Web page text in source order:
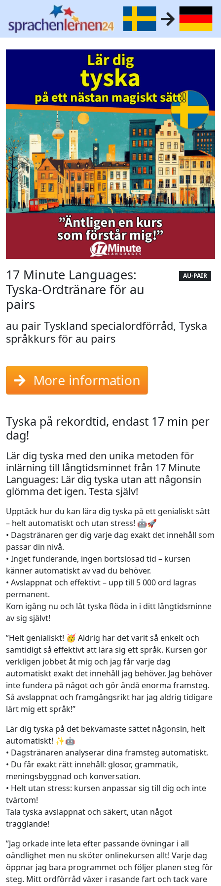
AU-PAIR
17 Minute Languages:
Tyska-Ordtränare för au
pairs
au pair Tyskland specialordförråd, Tyska
språkkurs för au pairs
More information
Tyska på rekordtid, endast 17 min per
dag!
Lär dig tyska med den unika metoden för
inlärning till långtidsminnet från 17 Minute
Languages: Lär dig tyska utan att någonsin
glömma det igen. Testa själv!
Upptäck hur du kan lära dig tyska på ett genialiskt sätt
– helt automatiskt och utan stress! 🤖🚀
• Dagstränaren ger dig varje dag exakt det innehåll som
passar din nivå.
• Inget funderande, ingen bortslösad tid – kursen
känner automatiskt av vad du behöver.
• Avslappnat och effektivt – upp till 5 000 ord lagras
permanent.
Kom igång nu och låt tyska flöda in i ditt långtidsminne
av sig självt!
”Helt genialiskt! 🥳 Aldrig har det varit så enkelt och
samtidigt så effektivt att lära sig ett språk. Kursen gör
verkligen jobbet åt mig och jag får varje dag
automatiskt exakt det innehåll jag behöver. Jag behöver
inte fundera på något och gör ändå enorma framsteg.
Så avslappnat och framgångsrikt har jag aldrig tidigare
lärt mig ett språk!”
Lär dig tyska på det bekvämaste sättet någonsin, helt
automatiskt! ✨🤖
• Dagstränaren analyserar dina framsteg automatiskt.
• Du får exakt rätt innehåll: glosor, grammatik,
meningsbyggnad och konversation.
• Helt utan stress: kursen anpassar sig till dig och inte
tvärtom!
Tala tyska avslappnat och säkert, utan något
tragglande!
”Jag orkade inte leta efter passande övningar i all
oändlighet men nu sköter onlinekursen allt! Varje dag
öppnar jag bara programmet och följer planen steg för
steg. Mitt ordförråd växer i rasande fart och tack vare